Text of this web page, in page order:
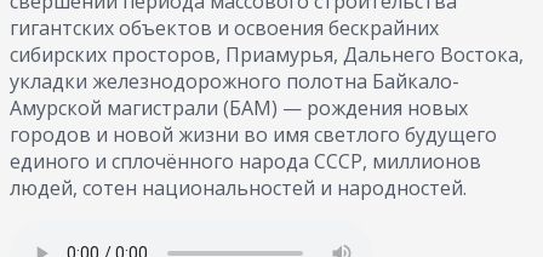
гигантских объектов и освоения бескрайних
сибирских просторов, Приамурья, Дальнего Востока,
укладки железнодорожного полотна Байкало-
Амурской магистрали (БАМ) — рождения новых
городов и новой жизни во имя светлого будущего
единого и сплочённого народа СССР, миллионов
людей, сотен национальностей и народностей.